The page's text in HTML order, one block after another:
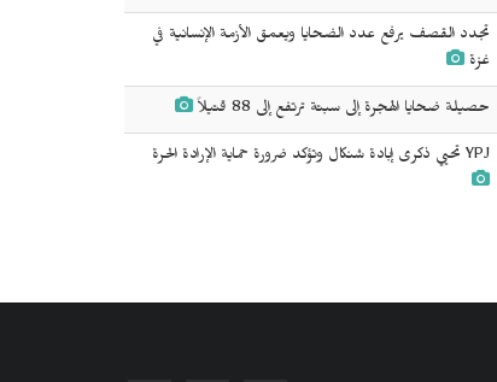
تجدد القصف يرفع عدد الضحايا ويعمق الأزمة الإنسانية في
غزة
حصيلة ضحايا الهجرة إلى سبتة ترتفع إلى 88 قتيلاً
YPJ تحيي ذكرى إبادة شنكال وتؤكد ضرورة حماية الإرادة الحرة